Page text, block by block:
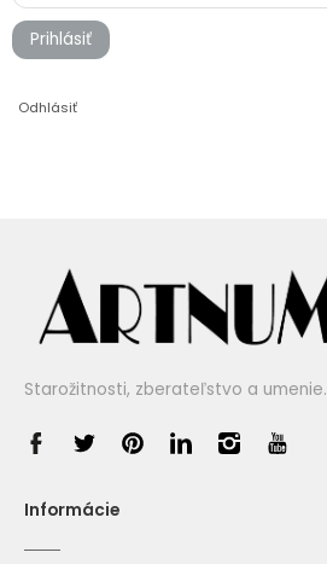
Prihlásiť
Odhlásiť
Starožitnosti, zberateľstvo a umenie.
Informácie